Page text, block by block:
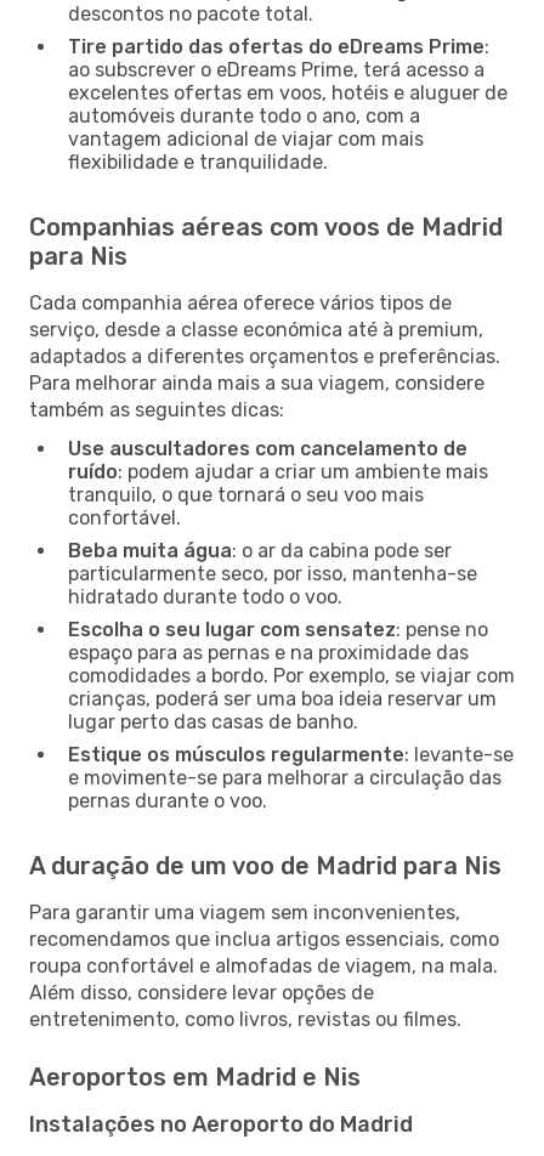
descontos no pacote total.
Tire partido das ofertas do eDreams Prime:
ao subscrever o eDreams Prime, terá acesso a
excelentes ofertas em voos, hotéis e aluguer de
automóveis durante todo o ano, com a
vantagem adicional de viajar com mais
flexibilidade e tranquilidade.
Companhias aéreas com voos de Madrid
para Nis
Cada companhia aérea oferece vários tipos de
serviço, desde a classe económica até à premium,
adaptados a diferentes orçamentos e preferências.
Para melhorar ainda mais a sua viagem, considere
também as seguintes dicas:
Use auscultadores com cancelamento de
ruído: podem ajudar a criar um ambiente mais
tranquilo, o que tornará o seu voo mais
confortável.
Beba muita água: o ar da cabina pode ser
particularmente seco, por isso, mantenha-se
hidratado durante todo o voo.
Escolha o seu lugar com sensatez: pense no
espaço para as pernas e na proximidade das
comodidades a bordo. Por exemplo, se viajar com
crianças, poderá ser uma boa ideia reservar um
lugar perto das casas de banho.
Estique os músculos regularmente: levante-se
e movimente-se para melhorar a circulação das
pernas durante o voo.
A duração de um voo de Madrid para Nis
Para garantir uma viagem sem inconvenientes,
recomendamos que inclua artigos essenciais, como
roupa confortável e almofadas de viagem, na mala.
Além disso, considere levar opções de
entretenimento, como livros, revistas ou filmes.
Aeroportos em Madrid e Nis
Instalações no Aeroporto do Madrid